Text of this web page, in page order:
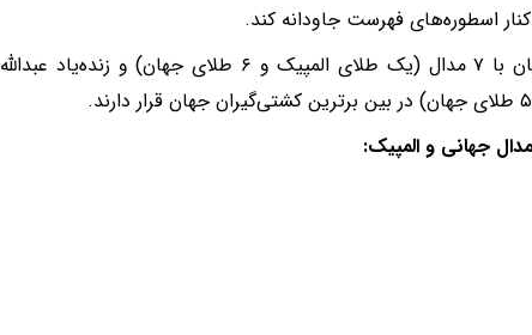
اسطوره‌های فهرست جاودانه کند.
همچنین در این رده‌بندی حمید سوریان با ۷ مدال (یک طلای المپیک و ۶ طلای جهان) و زنده‌یاد عبدالله